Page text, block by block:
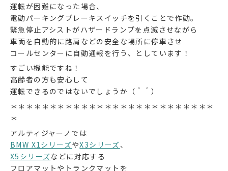
運転が困難になった場合、
電動パーキングブレーキスイッチを引くことで作動。
緊急停止アシストがハザードランプを点滅させながら
車両を自動的に路肩などの安全な場所に停車させ
コールセンターに自動通報を行う、としています！
すごい機能ですね！
高齢者の方も安心して
運転できるのではないでしょうか（＾＾）
＊＊＊＊＊＊＊＊＊＊＊＊＊＊＊＊＊＊＊＊＊＊＊＊＊＊
＊
アルティジャーノでは
BMW X1シリーズやX3シリーズ、
X5シリーズなどに対応する
フロアマットやトランクマットを